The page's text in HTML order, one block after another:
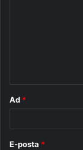
Ad *
E-posta *